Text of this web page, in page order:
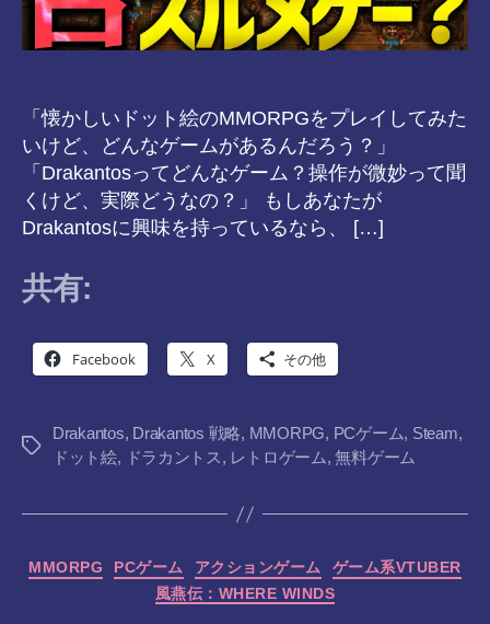
「懐かしいドット絵のMMORPGをプレイしてみた
いけど、どんなゲームがあるんだろう？」
「Drakantosってどんなゲーム？操作が微妙って聞
くけど、実際どうなの？」 もしあなたが
Drakantosに興味を持っているなら、 […]
共有:
Facebook X その他
タ
Drakantos, Drakantos 戦略, MMORPG, PCゲーム, Steam,
ドット絵, ドラカントス , レトロゲーム,無料ゲーム
カ
テ
MMORPG PCゲーム アクションゲーム
ゲーム系VTUBER
風燕伝：WHERE WINDS